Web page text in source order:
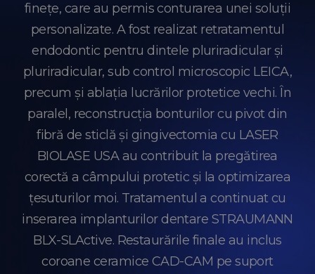
finețe, care au permis conturarea unei soluții
personalizate. A fost realizat retratamentul
endodontic pentru dintele pluriradicular și
pluriradicular, sub control microscopic LEICA,
precum și ablația lucrărilor protetice vechi. În
paralel, reconstrucția bonturilor cu pivot din
fibră de sticlă și gingivectomia cu LASER
BIOLASE USA au contribuit la pregătirea
corectă a câmpului protetic și la optimizarea
țesuturilor moi. Tratamentul a continuat cu
inserarea implanturilor dentare STRAUMANN
BLX-SLActive. Restaurările finale au inclus
coroane ceramice CAD-CAM pe suport